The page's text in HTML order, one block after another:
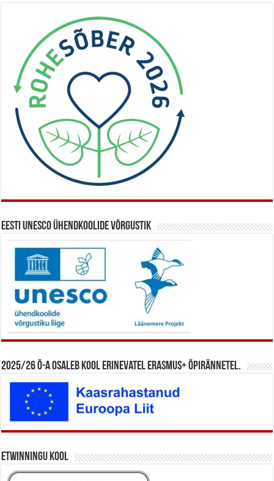
Eesti UNESCO ühendkoolide võrgustik
2025/26 õ-a osaleb kool erinevatel Erasmus+ õpirännetel.
eTwinningu kool